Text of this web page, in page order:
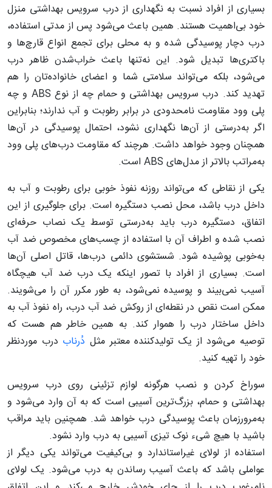
بسیاری از افراد نسبت به نگهداری از درب سرویس بهداشتی منزل
خود بی‌اهمیت هستند. همین باعث می‌شود پس از مدتی استفاده،
درب دچار پوسیدگی شده و به محلی برای تجمع انواع قارچ‌ها و
باکتری‌ها تبدیل شود. این نه‌تنها باعث خراب‌شدن ظاهر درب
می‌شود، بلکه می‌تواند سلامتی شما و اعضای خانواده‌تان را هم
تهدید کند. درب سرویس بهداشتی و حمام چه از نوع ABS و چه
پلی وود مقاومت نامحدودی در برابر رطوبت و آب ندارند؛ بنابراین
اگر به‌درستی از آن‌ها نگهداری نشود، احتمال پوسیدگی در آن‌ها
همچنان وجود خواهد داشت. هرچند که مقاومت درب‌های پلی وود
به‌مراتب بالاتر از مدل‌های ABS است.
یکی از نقاطی که می‌تواند روزنه نفوذ خوبی برای رطوبت و آب به
داخل درب باشد، محل نصب دستگیره است. برای جلوگیری از این
اتفاق، دستگیره درب باید به‌درستی توسط یک نصاب حرفه‌ای
نصب شده و اطراف آن با استفاده از چسب‌های مخصوص ضد آب
به‌خوبی پوشیده شود. شستشوی دائمی درب‌ها، قاتل اصلی آن‌ها
است. بسیاری از افراد با تصور اینکه یک درب ضد آب هیچگاه
آسیب نمی‌بیند و پوسیده نمی‌شود، به طور مکرر آن را می‌شویند.
ممکن است نقص در نقطه‌ای از روکش ضد آب درب، راه نفوذ آب به
داخل ساختار درب را هموار کند. به همین خاطر هم هست که
توصیه می‌شود از یک تولیدکننده معتبر مثل دُرناب درب موردنظر
خود را تهیه کنید.
سوراخ کردن و نصب هرگونه لوازم تزئینی روی درب سرویس
بهداشتی و حمام، بزرگ‌ترین آسیبی است که به آن وارد می‌شود و
به‌مرورزمان باعث پوسیدگی درب خواهد شد. همچنین باید مراقب
باشید با هیچ شیء نوک تیزی آسیبی به درب وارد نشود.
استفاده از لولای غیراستاندارد و بی‌کیفیت می‌تواند یکی دیگر از
عواملی باشد که باعث آسیب رساندن به درب می‌شود. یک لولای